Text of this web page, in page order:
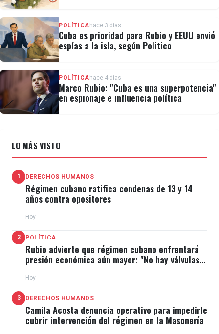
POLÍTICA hace 3 días
Cuba es prioridad para Rubio y EEUU envió
espías a la isla, según Politico
POLÍTICA hace 4 días
Marco Rubio: "Cuba es una superpotencia"
en espionaje e influencia política
LO MÁS VISTO
1 DERECHOS HUMANOS
Régimen cubano ratifica condenas de 13 y 14
años contra opositores
Hoy
2 POLÍTICA
Rubio advierte que régimen cubano enfrentará
presión económica aún mayor: "No hay válvulas
Hoy
3 DERECHOS HUMANOS
Camila Acosta denuncia operativo para impedirle
cubrir intervención del régimen en la Masonería